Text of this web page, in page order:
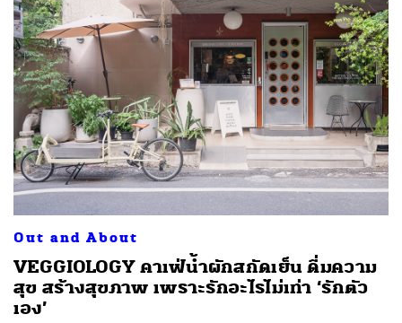
Out and About
VEGGIOLOGY คาเฟ่น้ำผักสกัดเย็น ดื่มความ
สุข สร้างสุขภาพ เพราะรักอะไรไม่เท่า ‘รักตัว
เอง’
SHARE TWEET LINE EMAIL